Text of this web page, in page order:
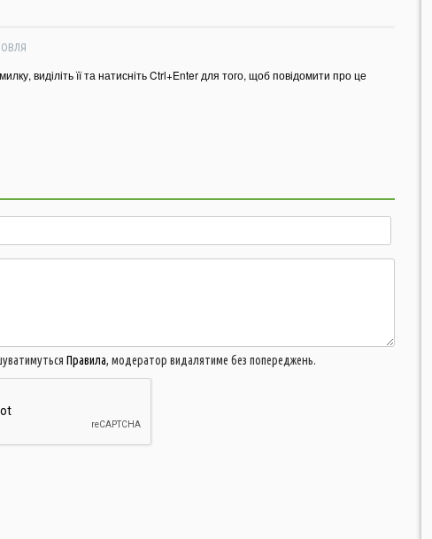
виділіть її та натисніть Ctrl+Enter для того, щоб повідомити про це
Правила, модератор видалятиме без попереджень.